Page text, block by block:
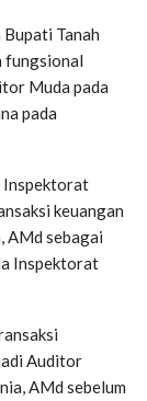
Tanah
fungsional
Muda pada
pada
Inspektorat
keuangan
AMd sebagai
Inspektorat
Auditor
AMd sebelum